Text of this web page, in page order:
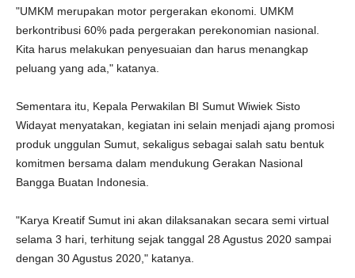
"UMKM merupakan motor pergerakan ekonomi. UMKM
berkontribusi 60% pada pergerakan perekonomian nasional.
Kita harus melakukan penyesuaian dan harus menangkap
peluang yang ada," katanya.
Sementara itu, Kepala Perwakilan BI Sumut Wiwiek Sisto
Widayat menyatakan, kegiatan ini selain menjadi ajang promosi
produk unggulan Sumut, sekaligus sebagai salah satu bentuk
komitmen bersama dalam mendukung Gerakan Nasional
Bangga Buatan Indonesia.
"Karya Kreatif Sumut ini akan dilaksanakan secara semi virtual
selama 3 hari, terhitung sejak tanggal 28 Agustus 2020 sampai
dengan 30 Agustus 2020," katanya.